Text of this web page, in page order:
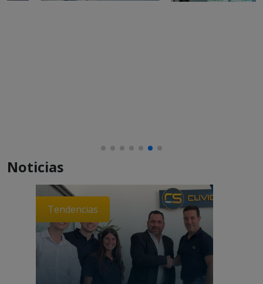
Noticias
Tendencias